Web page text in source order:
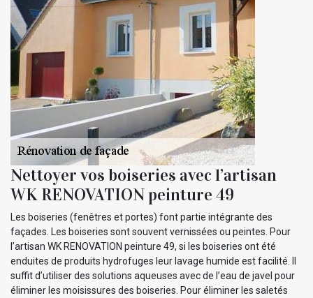
Nettoyer vos boiseries avec l’artisan
WK RENOVATION peinture 49
Les boiseries (fenêtres et portes) font partie intégrante des
façades. Les boiseries sont souvent vernissées ou peintes. Pour
l’artisan WK RENOVATION peinture 49, si les boiseries ont été
enduites de produits hydrofuges leur lavage humide est facilité. Il
suffit d’utiliser des solutions aqueuses avec de l’eau de javel pour
éliminer les moisissures des boiseries. Pour éliminer les saletés